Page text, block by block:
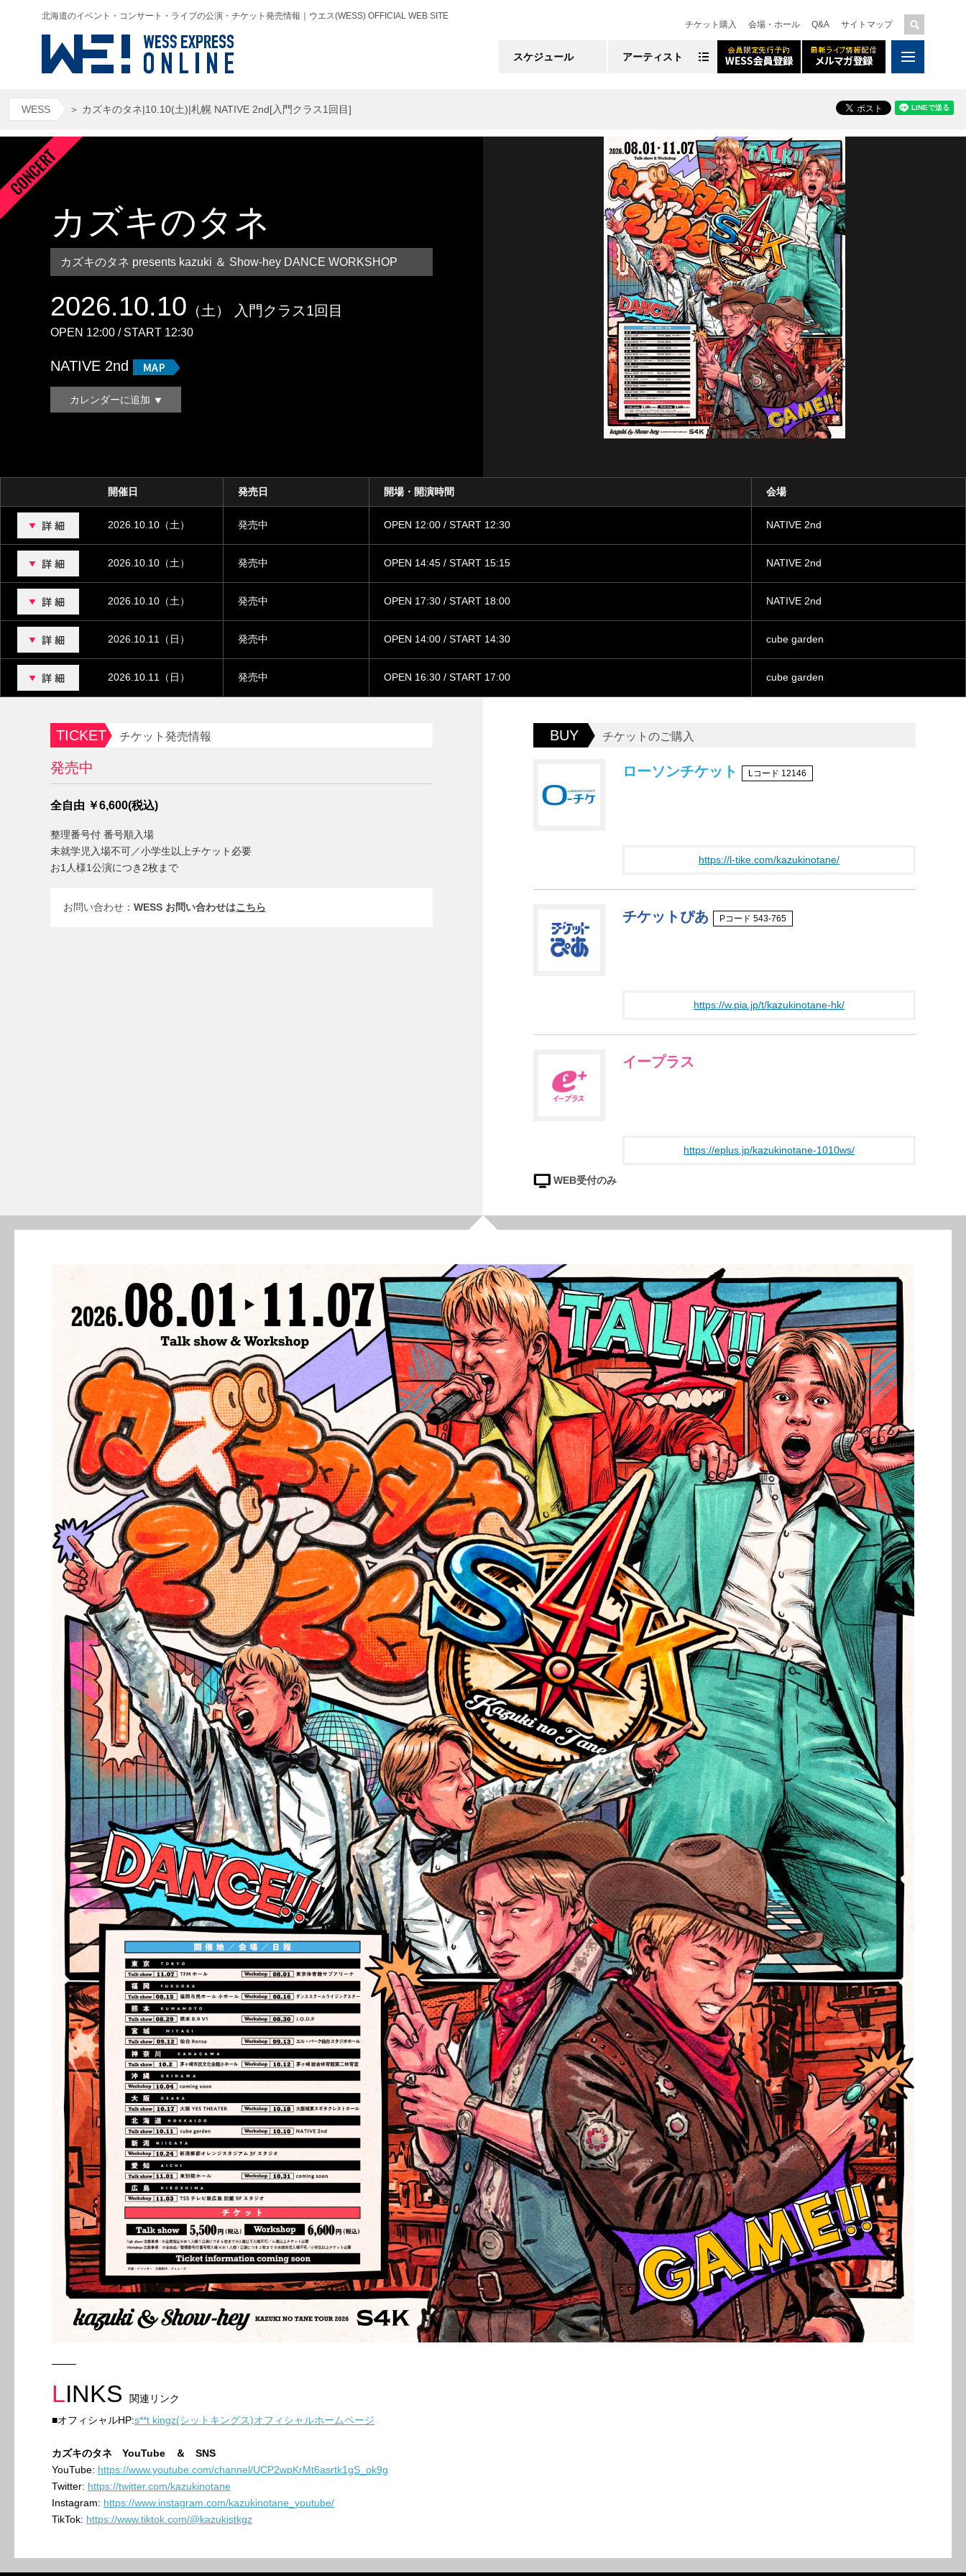
北海道のイベント・コンサート・ライブの公演・チケット発売情報｜ウエス(WESS) OFFICIAL WEB SITE
チケット購入
会場・ホール Q&A サイトマップ
スケジュール アーティスト
WESS ＞ カズキのタネ|10.10(土)|札幌 NATIVE 2nd[入門クラス1回目]
カズキのタネ
カズキのタネ presents kazuki ＆ Show-hey DANCE WORKSHOP
2026.10.10 （土） 入門クラス1回目
OPEN 12:00 / START 12:30
NATIVE 2nd
カレンダーに追加
開催日 発売日 開場・開演時間 会場
2026.10.10（土） 発売中 OPEN 12:00 / START 12:30 NATIVE 2nd
2026.10.10（土） 発売中 OPEN 14:45 / START 15:15 NATIVE 2nd
2026.10.10（土） 発売中 OPEN 17:30 / START 18:00 NATIVE 2nd
2026.10.11（日） 発売中 OPEN 14:00 / START 14:30 cube garden
2026.10.11（日） 発売中 OPEN 16:30 / START 17:00 cube garden
TICKET チケット発売情報
発売中
全自由 ￥6,600(税込)
整理番号付 番号順入場
未就学児入場不可／小学生以上チケット必要
お1人様1公演につき2枚まで
お問い合わせ： WESS お問い合わせはこちら
BUY チケットのご購入
ローソンチケット Lコード 12146
https://l-tike.com/kazukinotane/
チケットぴあ Pコード 543-765
https://w.pia.jp/t/kazukinotane-hk/
イープラス
https://eplus.jp/kazukinotane-1010ws/
WEB受付のみ
LINKS
関連リンク
■オフィシャルHP:s**t kingz(シットキングス)オフィシャルホームページ
カズキのタネ YouTube ＆ SNS
YouTube: https://www.youtube.com/channel/UCP2wpKrMt6asrtk1gS_ok9g
Twitter: https://twitter.com/kazukinotane
Instagram: https://www.instagram.com/kazukinotane_youtube/
TikTok: https://www.tiktok.com/@kazukistkgz